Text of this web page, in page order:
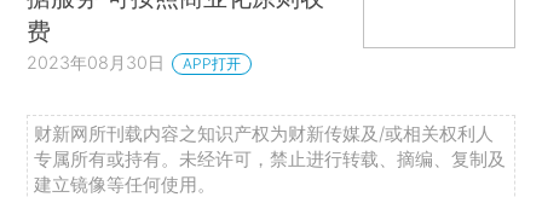
费
2023年08月30日 APP打开
财新网所刊载内容之知识产权为财新传媒及/或相关权利人
专属所有或持有。未经许可，禁止进行转载、摘编、复制及
建立镜像等任何使用。